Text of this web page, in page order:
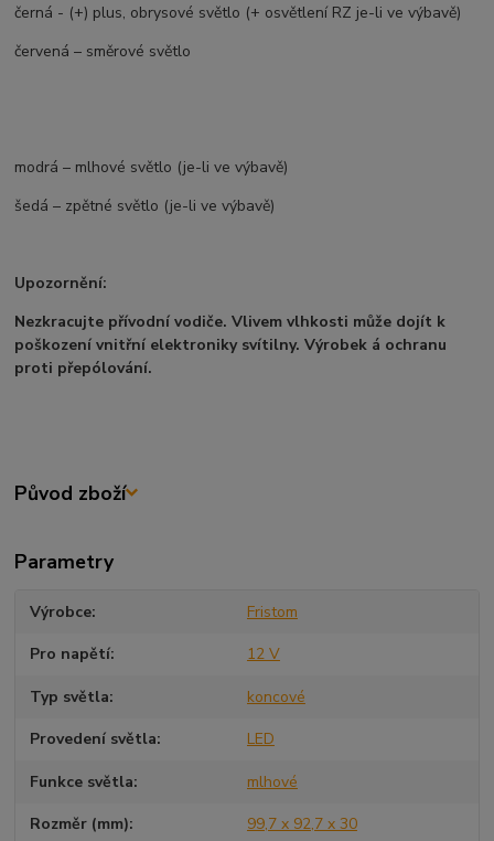
černá - (+) plus, obrysové světlo (+ osvětlení RZ je-li ve výbavě)
červená – směrové světlo
modrá – mlhové světlo (je-li ve výbavě)
šedá – zpětné světlo (je-li ve výbavě)
Upozornění:
Nezkracujte přívodní vodiče. Vlivem vlhkosti může dojít k
poškození vnitřní elektroniky svítilny. Výrobek á ochranu
proti přepólování.
Původ zboží
Parametry
Výrobce Fristom
Pro napětí 12 V
Typ světla koncové
Provedení světla LED
Funkce světla mlhové
Rozměr (mm) 99,7 x 92,7 x 30